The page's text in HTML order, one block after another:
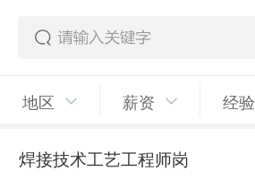
地区 薪资 经验
焊接技术工艺工程师岗